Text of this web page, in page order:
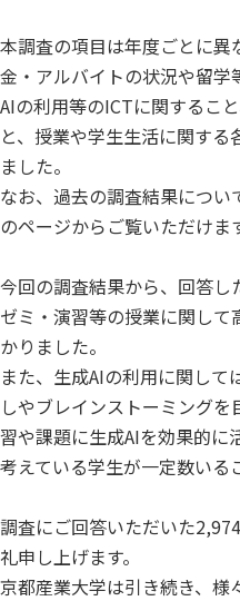
本調査の項目は年度ごとに異
金・アルバイトの状況や留
AIの利用等のICTに関するこ
と、授業や学生生活に関す
ました。
なお、過去の調査結果につい
のページからご覧いただけま
今回の調査結果から、回答
ゼミ・演習等の授業に関し
かりました。
また、生成AIの利用に関し
しやブレインストーミング
習や課題に生成AIを効果的に
考えている学生が一定数いる
調査にご回答いただいた
礼申し上げます。
京都産業大学は引き続き、様